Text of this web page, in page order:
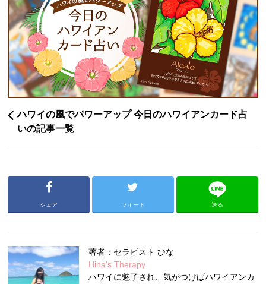
ハワイの風でパワーアップ 今日のハワイアンカード占
いの記事一覧
シェア ツイート 送る
著者：セラピスト ひな
Hina's Therapy
ハワイに魅了され、気がつけばハワイアンカ